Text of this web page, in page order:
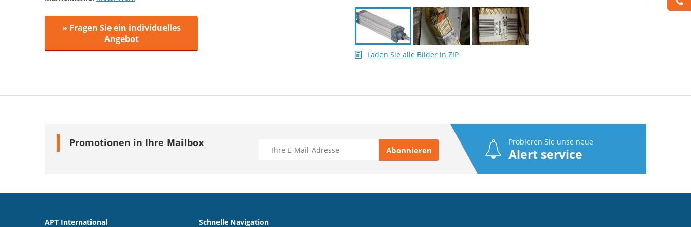
» Fragen Sie ein individuelles
Angebot
Laden Sie alle Bilder in ZIP
Promotionen in Ihre Mailbox Probieren Sie unse neue
Alert service
APT International Schnelle Navigation